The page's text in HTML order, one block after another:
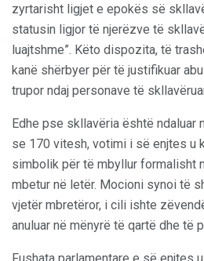
zyrtarisht ligjet e epokës së
statusin ligjor të njerëzve të
luajtshme”. Këto dispozita, të
kanë shërbyer për të justifikuar
trupor ndaj personave të
Edhe pse skllavëria është ndaluar
se 170 vitesh, votimi i së enjtes u
simbolik për të mbyllur formalisht
mbetur në letër. Mocioni synoi të
vjetër mbretëror, i cili ishte
anuluar në mënyrë të qartë dhe të
Fushata parlamentare e së enjtes